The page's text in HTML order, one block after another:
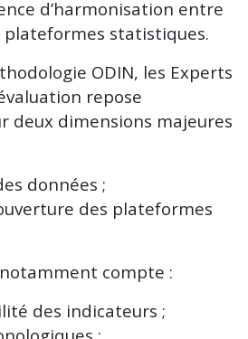
d’harmonisation entre
statistiques.
ODIN, les Experts
repose
deux dimensions majeures
données ;
des plateformes
compte :
des indicateurs ;